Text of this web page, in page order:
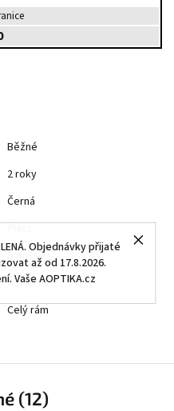
Objednávky přijaté
až od 17.8.2026.
Vaše AOPTIKA.cz
Běžné
2 roky
Černá
Dámské
Butterfly
Celý rám
(12)